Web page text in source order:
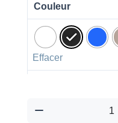
Couleur
Effacer
de
Bain
de
soleil
Vela,